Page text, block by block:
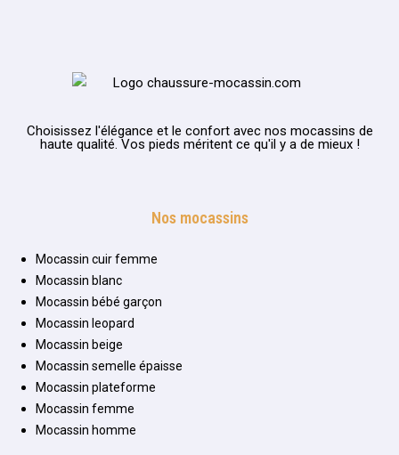
Choisissez l'élégance et le confort avec nos mocassins de
haute qualité. Vos pieds méritent ce qu'il y a de mieux !
Nos mocassins
Mocassin cuir femme
Mocassin blanc
Mocassin bébé garçon
Mocassin leopard
Mocassin beige
Mocassin semelle épaisse
Mocassin plateforme
Mocassin femme
Mocassin homme